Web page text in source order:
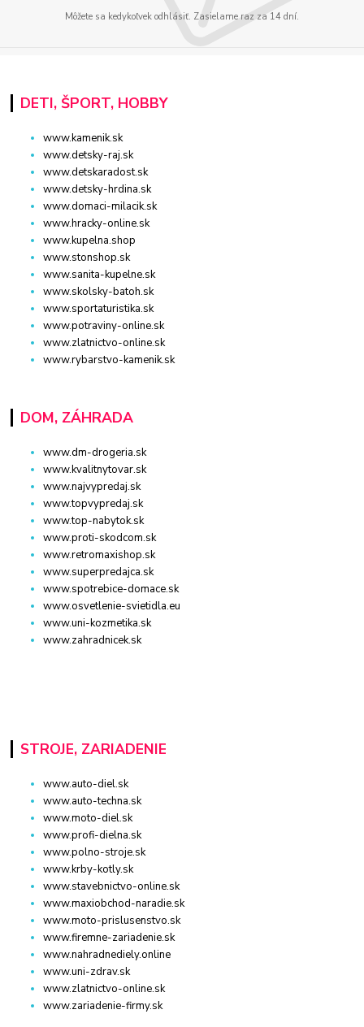
Môžete sa kedykoľvek odhlásiť. Zasielame raz za 14 dní.
DETI, ŠPORT, HOBBY
www.kamenik.sk
www.detsky-raj.sk
www.detskaradost.sk
www.detsky-hrdina.sk
www.domaci-milacik.sk
www.hracky-online.sk
www.kupelna.shop
www.stonshop.sk
www.sanita-kupelne.sk
www.skolsky-batoh.sk
www.sportaturistika.sk
www.potraviny-online.sk
www.zlatnictvo-online.sk
www.rybarstvo-kamenik.sk
DOM, ZÁHRADA
www.dm-drogeria.sk
www.kvalitnytovar.sk
www.najvypredaj.sk
www.topvypredaj.sk
www.top-nabytok.sk
www.proti-skodcom.sk
www.retromaxishop.sk
www.superpredajca.sk
www.spotrebice-domace.sk
www.osvetlenie-svietidla.eu
www.uni-kozmetika.sk
www.zahradnicek.sk
STROJE, ZARIADENIE
www.auto-diel.sk
www.auto-techna.sk
www.moto-diel.sk
www.profi-dielna.sk
www.polno-stroje.sk
www.krby-kotly.sk
www.stavebnictvo-online.sk
www.maxiobchod-naradie.sk
www.moto-prislusenstvo.sk
www.firemne-zariadenie.sk
www.nahradnediely.online
www.uni-zdrav.sk
www.zlatnictvo-online.sk
www.zariadenie-firmy.sk